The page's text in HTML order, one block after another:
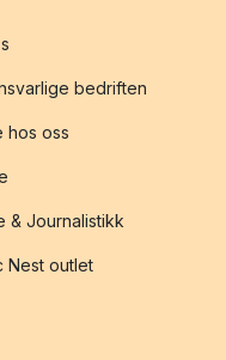
bedriften
hos oss
& Journalistikk
Nest outlet